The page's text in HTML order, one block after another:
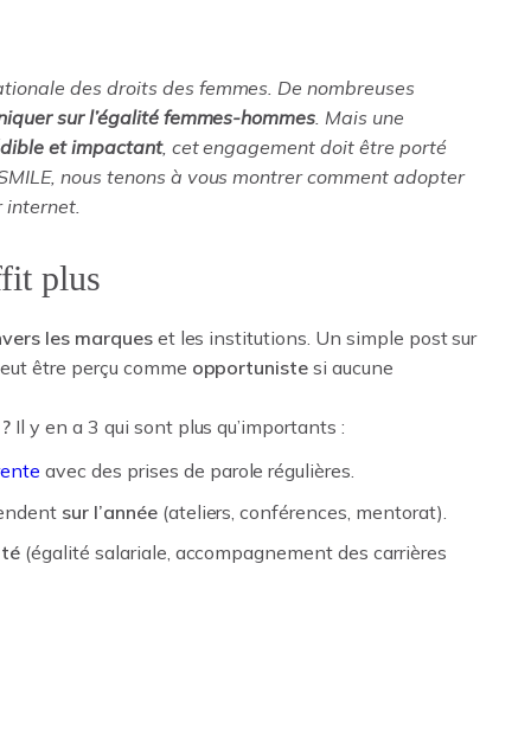
des droits des femmes. De nombreuses
sur l’égalité femmes-hommes. Mais une
et impactant, cet engagement doit être porté
nous tenons à vous montrer comment adopter
internet.
plus
les marqueset les institutions. Un simple post sur
être perçu comme opportuniste si aucune
Il y en a 3 qui sont plus qu’importants :
avec des prises de parole régulières.
sur l’année(ateliers, conférences, mentorat).
(égalité salariale, accompagnement des carrières